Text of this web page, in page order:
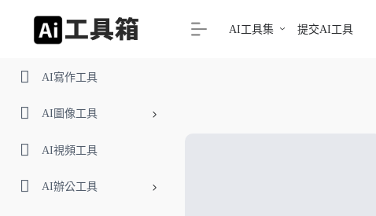
AI寫作工具
AI圖像工具
AI視頻工具
AI辦公工具
AI工具集 提交AI工具